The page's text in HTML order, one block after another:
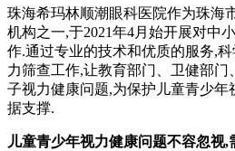
珠海希玛林顺潮眼科医院作为珠海
机构之一,于2021年4月始开展对中
作.通过专业的技术和优质的服务,
力筛查工作,让教育部门、卫健部
子视力健康问题,为保护儿童青少年
据支撑.
儿童青少年视力健康问题不容忽视